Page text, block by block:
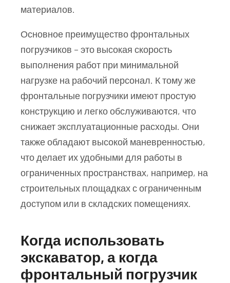
материалов.
Основное преимущество фронтальных
погрузчиков – это высокая скорость
выполнения работ при минимальной
нагрузке на рабочий персонал. К тому же
фронтальные погрузчики имеют простую
конструкцию и легко обслуживаются, что
снижает эксплуатационные расходы. Они
также обладают высокой маневренностью,
что делает их удобными для работы в
ограниченных пространствах, например, на
строительных площадках с ограниченным
доступом или в складских помещениях.
Когда использовать
экскаватор, а когда
фронтальный погрузчик